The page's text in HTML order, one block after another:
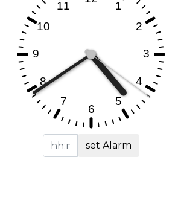
set Alarm